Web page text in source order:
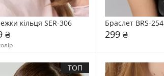
кільця SER-306
₴
Браслет BRS-254
299 ₴
ТОП